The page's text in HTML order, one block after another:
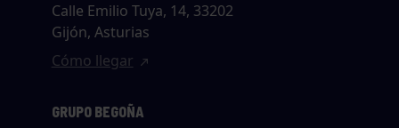
Calle Emilio Tuya, 14, 33202
Gijón, Asturias
Cómo llegar
GRUPO BEGOÑA